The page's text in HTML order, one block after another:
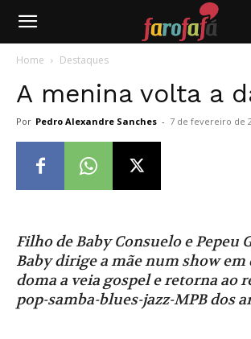
Farofafá
Home Destaques
A menina volta a
Por Pedro Alexandre Sanches - 7 de fevereiro de
Filho de Baby Consuelo e Pepeu
Baby dirige a mãe num show em
doma a veia gospel e retorna ao
pop-samba-blues-jazz-MPB dos